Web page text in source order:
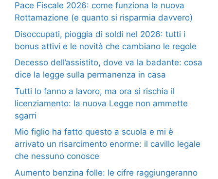
Pace Fiscale 2026: come funziona la nuova
Rottamazione (e quanto si risparmia davvero)
Disoccupati, pioggia di soldi nel 2026: tutti i
bonus attivi e le novità che cambiano le regole
Decesso dell’assistito, dove va la badante: cosa
dice la legge sulla permanenza in casa
Tutti lo fanno a lavoro, ma ora si rischia il
licenziamento: la nuova Legge non ammette
sgarri
Mio figlio ha fatto questo a scuola e mi è
arrivato un risarcimento enorme: il cavillo legale
che nessuno conosce
Aumento benzina folle: le cifre raggiungeranno